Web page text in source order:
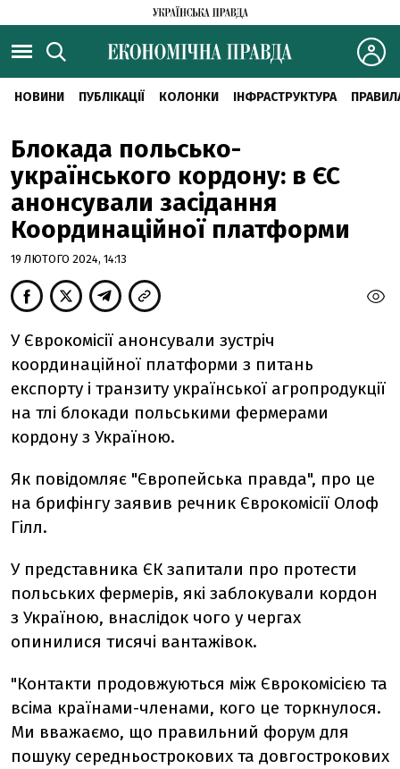
НОВИНИ ПУБЛІКАЦІЇ КОЛОНКИ ІНФРАСТРУКТУРА
Блокада польсько-
українського кордону: в ЄС
анонсували засідання
Координаційної платформи
19 ЛЮТОГО 2024, 14:13
У Єврокомісії анонсували зустріч
координаційної платформи з питань
експорту і транзиту української агропродукції
на тлі блокади польськими фермерами
кордону з Україною.
Як повідомляє "Європейська правда", про це
на брифінгу заявив речник Єврокомісії Олоф
Гілл.
У представника ЄК запитали про протести
польських фермерів, які заблокували кордон
з Україною, внаслідок чого у чергах
опинилися тисячі вантажівок.
"Контакти продовжуються між Єврокомісією та
всіма країнами-членами, кого це торкнулося.
Ми вважаємо, що правильний форум для
пошуку середньострокових та довгострокових